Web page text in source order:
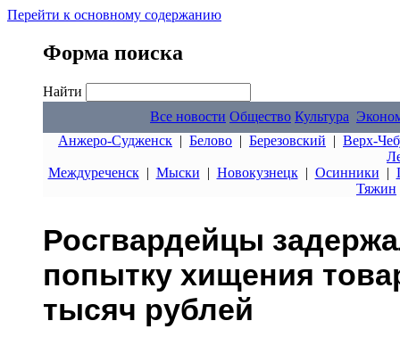
Перейти к основному содержанию
Форма поиска
Найти
Все новости Общество Культура
Анжеро-Судженск | Белово | Березовский | Верх-
Междуреченск| Мыски | Новокузнецк| Осинники |
Тяжин
Росгвардейцы
попытку хищения
тысяч рублей